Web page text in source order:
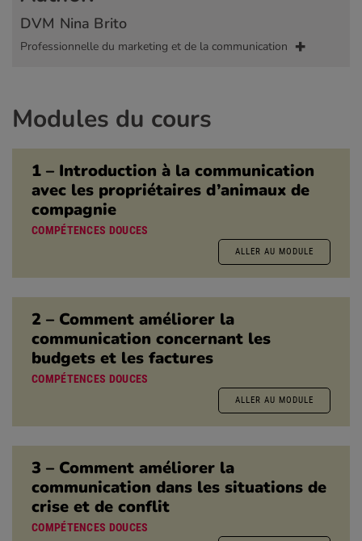
DVM Nina Brito
Professionnelle du marketing et de la communication
Modules du cours
1 – Introduction à la communication
avec les propriétaires d’animaux de
compagnie
COMPÉTENCES DOUCES
ALLER AU MODULE
2 – Comment améliorer la
communication concernant les
budgets et les factures
COMPÉTENCES DOUCES
ALLER AU MODULE
3 – Comment améliorer la
communication dans les situations de
crise et de conflit
COMPÉTENCES DOUCES